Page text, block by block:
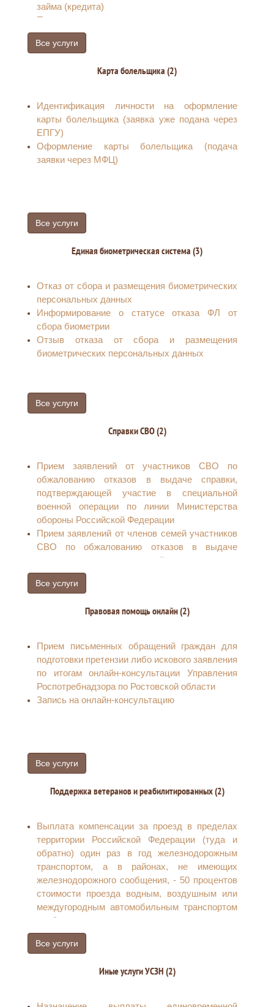
займа (кредита)
Получение результатов оказания услуги от
ЕПГУ
Прием заявлений на установление запрета на
подвижной радиотелефонной связи и снятии
Оцифровка документов в электронный вид и
отправка на ЕПГУ
Прием заявлений по предоставлению
сведений о запрете (снятии запрета) на
заключение договоров потребительского
займа (кредита).
Все услуги
Карта болельщика (2)
Идентификация личности на оформление
карты болельщика (заявка уже подана через
ЕПГУ)
Оформление карты болельщика (подача
заявки через МФЦ)
Все услуги
Единая биометрическая система (3)
Отказ от сбора и размещения биометрических
персональных данных
Информирование о статусе отказа ФЛ от
сбора биометрии
Отзыв отказа от сбора и размещения
биометрических персональных данных
Все услуги
Справки СВО (2)
Прием заявлений от участников СВО по
обжалованию отказов в выдаче справки,
подтверждающей участие в специальной
военной операции по линии Министерства
обороны Российской Федерации
Прием заявлений от членов семей участников
СВО по обжалованию отказов в выдаче
справки, подтверждающей участие в
специальной военной операции по линии
Министерства обороны Российской Федерации
Все услуги
Правовая помощь онлайн (2)
Прием письменных обращений граждан для
подготовки претензии либо искового заявления
по итогам онлайн-консультации Управления
Роспотребнадзора по Ростовской области
Запись на онлайн-консультацию
Все услуги
Поддержка ветеранов и реабилитированных (2)
Выплата компенсации за проезд в пределах
территории Российской Федерации (туда и
обратно) один раз в год железнодорожным
транспортом, а в районах, не имеющих
железнодорожного сообщения, - 50 процентов
стоимости проезда водным, воздушным или
междугородным автомобильным транспортом
реабилитированным гражданам
Снижение стоимости лекарств по рецепту
врача на 50 процентов
Все услуги
Иные услуги УСЗН (2)